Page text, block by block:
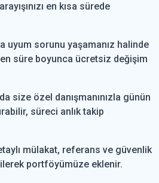
en kısa sürede
uyum sorunu yaşamanız halinde
süre boyunca ücretsiz değişim
size özel danışmanınızla günün
süreci anlık takip
mülakat, referans ve güvenlik
portföyümüze eklenir.